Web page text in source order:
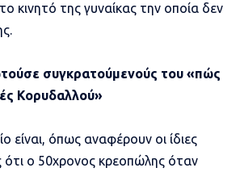
κινητό της γυναίκας την οποία δεν
συγκρατούμενούς του «πώς
Κορυδαλλού»
είναι, όπως αναφέρουν οι ίδιες
ότι ο 50χρονος κρεοπώλης όταν